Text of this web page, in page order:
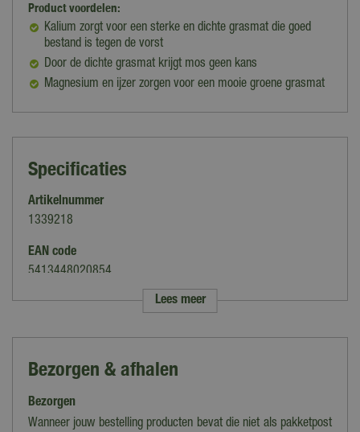
Product voordelen:
Kalium zorgt voor een sterke en dichte grasmat die goed
bestand is tegen de vorst
Door de dichte grasmat krijgt mos geen kans
Magnesium en ijzer zorgen voor een mooie groene grasmat
Specificaties
Artikelnummer
1339218
EAN code
5413448020854
Merk
Meststoffen
Geschikt voor
Gazon
Lees meer
Bezorgen & afhalen
Bezorgen
Wanneer jouw bestelling producten bevat die niet als pakketpost